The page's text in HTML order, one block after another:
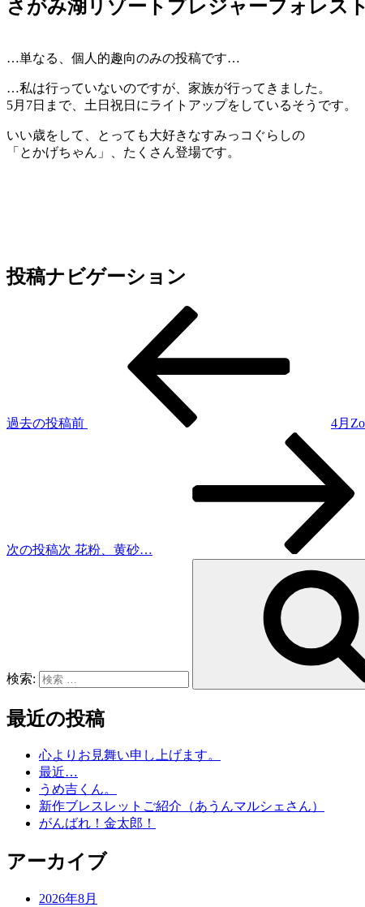
さがみ湖リゾートプレジャーフォレスト
…単なる、個人的趣向のみの投稿です…
…私は行っていないのですが、家族が行ってきました。
5月7日まで、土日祝日にライトアップをしているそうです。
いい歳をして、とっても大好きなすみっコぐらしの
「とかげちゃん」、たくさん登場です。
投稿ナビゲーション
過去の投稿前 4月
次の投稿次 花粉、黄砂…
検索:
最近の投稿
心よりお見舞い申し上げます。
最近…
うめ吉くん。
新作ブレスレットご紹介（あうんマルシェさん）
がんばれ！金太郎！
アーカイブ
2026年8月